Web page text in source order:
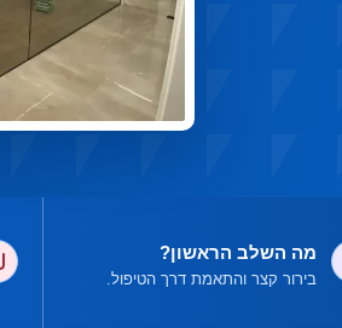
מה השלב הראשון?
בירור קצר והתאמת דרך הטיפול.